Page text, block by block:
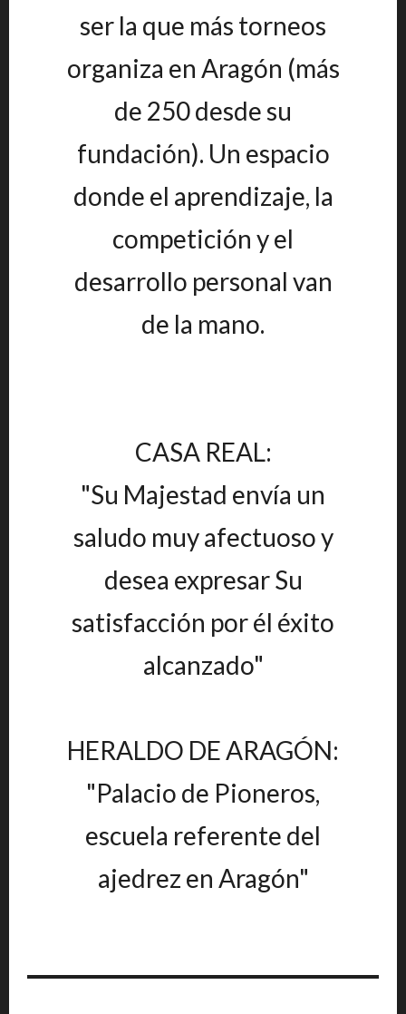
ser la que más torneos
organiza en Aragón (más
de 250 desde su
fundación). Un espacio
donde el aprendizaje, la
competición y el
desarrollo personal van
de la mano.
CASA REAL:
"Su Majestad envía un
saludo muy afectuoso y
desea expresar Su
satisfacción por él éxito
alcanzado"
HERALDO DE ARAGÓN:
"Palacio de Pioneros,
escuela referente del
ajedrez en Aragón"